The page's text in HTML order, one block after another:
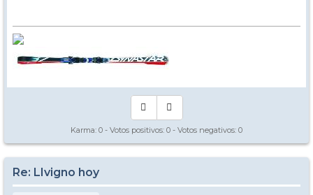
Karma: 0 - Votos positivos: 0 - Votos negativos: 0
Re: LIvigno hoy